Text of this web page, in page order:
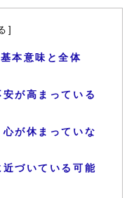
本意味と全体
が高まっている
が休まっていな
づいている可能